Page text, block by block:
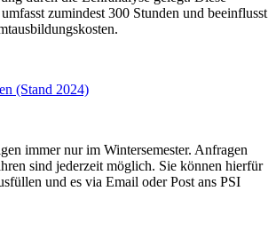
zumindest 300 Stunden und beeinflusst
(Stand 2024)
immer nur im Wintersemester. Anfragen
sind jederzeit möglich. Sie können hierfür
und es via Email oder Post ans PSI